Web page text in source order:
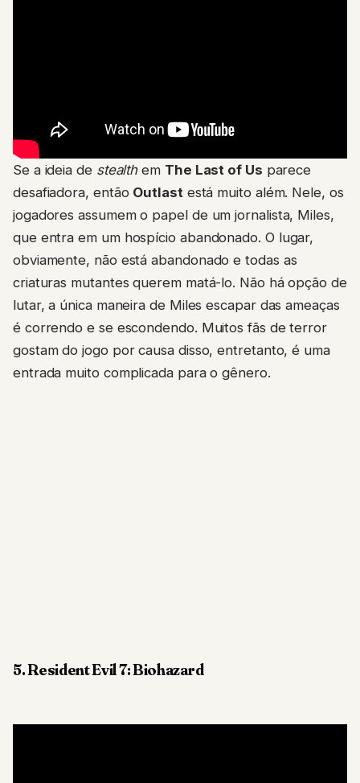
Se a ideia de stealthem The Last of Us parece
desafiadora, então Outlastestá muito além. Nele, os
jogadores assumem o papel de um jornalista, Miles,
que entra em um hospício abandonado. O lugar,
obviamente, não está abandonado e todas as
criaturas mutantes querem matá-lo. Não há opção de
lutar, a única maneira de Miles escapar das ameaças
é correndo e se escondendo. Muitos fãs de terror
gostam do jogo por causa disso, entretanto, é uma
entrada muito complicada para o gênero.
5. Resident Evil 7: Biohazard